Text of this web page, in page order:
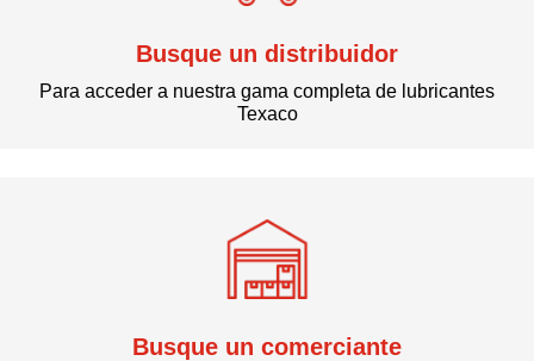
Busque un distribuidor
Para acceder a nuestra gama completa de lubricantes
Texaco
Busque un comerciante